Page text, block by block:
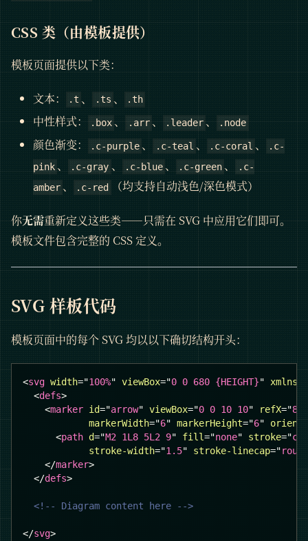
CSS 类（由模板提供）
模板页面提供以下类：
文本： .t 、 .ts 、 .th
中性样式： .box 、 .arr 、 .leader、 .node
颜色渐变： .c-purple 、 .c-teal 、 .c-coral 、
.c-
pink、 .c-gray 、 .c-blue 、 .c-green 、
.c-
amber、 .c-red （均支持自动浅色/深色模式）
你无需重新定义这些类——只需在 SVG 中应用它们即可。
模板文件包含完整的 CSS 定义。
SVG 样板代码
模板页面中的每个 SVG 均以以下确切结构开头：
<svg width="100%" viewBox="0 0 680 {HEIGHT}" xmlns
<defs>
<marker id="arrow" viewBox="0 0 10 10" refX="8
markerWidth="6" markerHeight="6" orient
<path d="M2 1L8 5L2 9" fill="none" stroke="
stroke-width="1.5" stroke-linecap="round
</marker>
</defs>
<!-- Diagram content here -->
</svg>